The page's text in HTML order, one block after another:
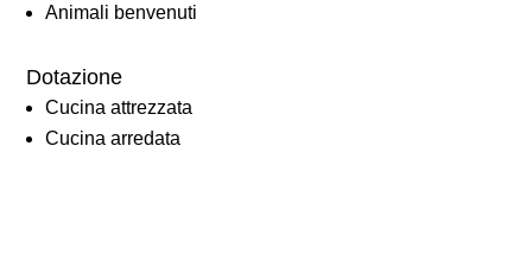
Animali benvenuti
Dotazione
Cucina attrezzata
Cucina arredata